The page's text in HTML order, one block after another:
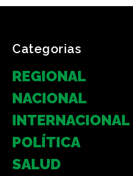
Categorias
REGIONAL
NACIONAL
INTERNACIONAL
POLÍTICA
SALUD